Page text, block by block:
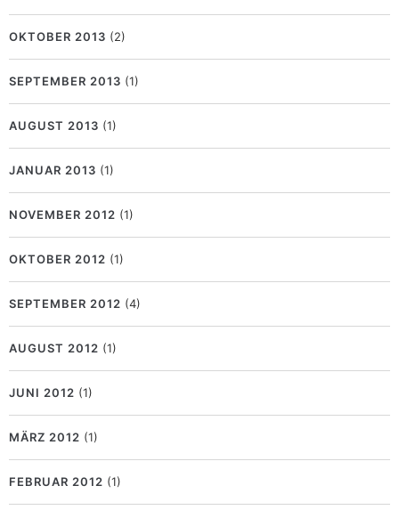
OKTOBER 2013 (2)
SEPTEMBER 2013 (1)
AUGUST 2013 (1)
JANUAR 2013 (1)
NOVEMBER 2012 (1)
OKTOBER 2012 (1)
SEPTEMBER 2012 (4)
AUGUST 2012 (1)
JUNI 2012 (1)
MÄRZ 2012 (1)
FEBRUAR 2012 (1)